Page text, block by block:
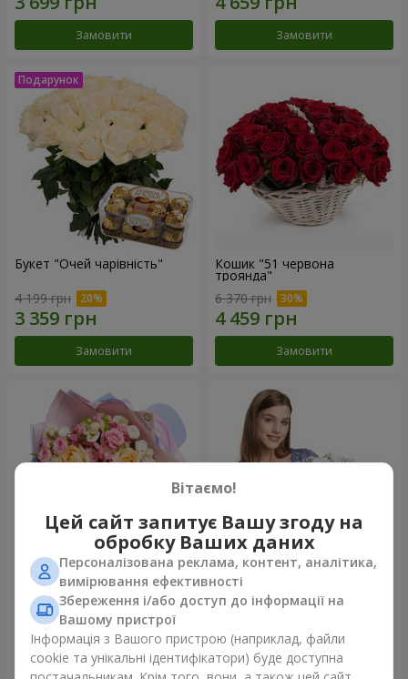
Замовити Замовити
Букет "Очей чарівність"
4 199 грн
Замовити
Кошик "51 червона
троянда"
6 370 грн
Замовити
Букет "Казка мого життя"
2 443 грн
Замовити
Кошик "Янголятко"
Замовити
Вітаємо!
Цей сайт запитує Вашу згоду на
обробку Ваших даних
Персоналізована реклама, контент, аналітика,
вимірювання ефективності
Збереження і/або доступ до інформації на
Вашому пристрої
Інформація з Вашого пристрою (наприклад, файли
cookie та унікальні ідентифікатори) буде доступна